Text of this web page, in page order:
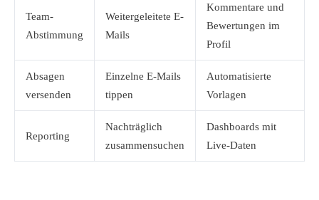
Team-
Abstimmung
Weitergeleitete E-
Mails
Kommentare und
Bewertungen im
Profil
Absagen
versenden
Einzelne E-Mails
tippen
Automatisierte
Vorlagen
Reporting
Nachträglich
zusammensuchen
Dashboards mit
Live-Daten